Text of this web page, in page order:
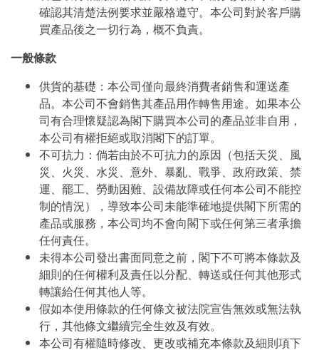
確認其清楚法例要求並嚴格遵守。本公司對於客戶購
買產品後之一切行為，概不負責。
一般條款
供貨的基礎：本公司僅向最終消費者銷售和運送產
品。本公司不會銷售其產品用作轉售用途。如果本公
司有合理懷疑認為閣下購買本公司的產品並非自用，
本公司有權拒絕或取消閣下的訂單。
不可抗力：倘若由於不可抗力的原因（包括天災、風
災、火災、水災、意外、暴亂、戰爭、政府政策、禁
運、罷工、勞動困難、設備故障或任何本公司不能控
制的情況），導致本公司未能準確地提供閣下所需的
產品或服務，本公司均不會向閣下或任何第三者承擔
任何責任。
未得本公司發出書面同意之前，閣下不可將本條款及
細則的任何權利及責任以分配、轉送或任何其他形式
轉讓給任何其他人等。
假如本使用條款的任何條文被法院宣告無效或無法執
行，其他條文繼續完全生效及有效。
本公司有權隨時修改、更改或補充本條款及細則項下